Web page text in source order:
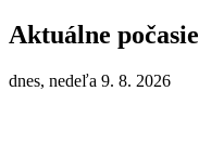
Aktuálne počasie
dnes, nedeľa 9. 8. 2026